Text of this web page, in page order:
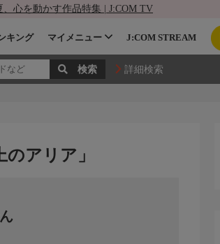
、心を動かす作品特集 | J:COM TV
キング マイメニュー J:COM STREAM
詳細検索
アリア」